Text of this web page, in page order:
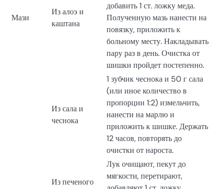
Мази
Из алоэ и
каштана
добавить 1 ст. ложку меда.
Полученную мазь нанести на
повязку, приложить к
больному месту. Накладывать
пару раз в день. Очистка от
шишки пройдет постепенно.
Из сала и
чеснока
1 зубчик чеснока и 50 г сала
(или иное количество в
пропорции 1:2) измельчить,
нанести на марлю и
приложить к шишке. Держать
12 часов, повторять до
очистки от нароста.
Из печеного
Лук очищают, пекут до
мягкости, перетирают,